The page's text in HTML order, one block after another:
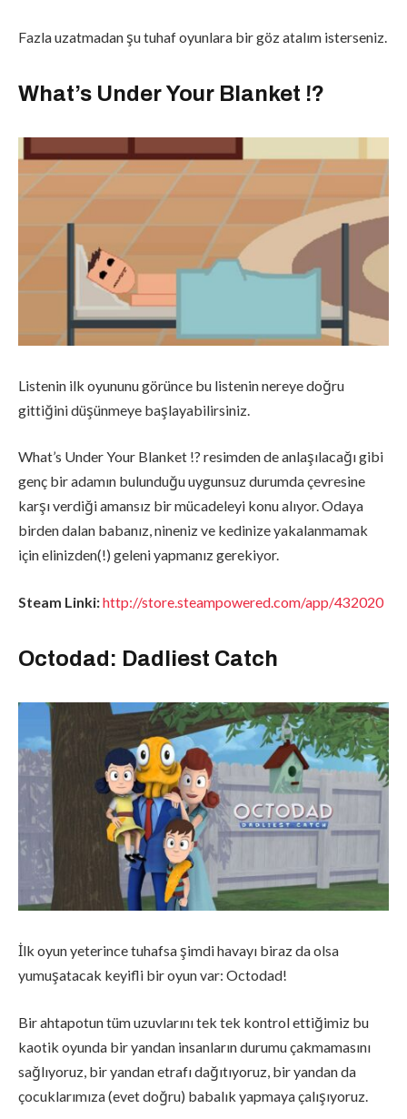
Fazla uzatmadan şu tuhaf oyunlara bir göz atalım isterseniz.
What’s Under Your Blanket !?
Listenin ilk oyununu görünce bu listenin nereye doğru
gittiğini düşünmeye başlayabilirsiniz.
What’s Under Your Blanket !? resimden de anlaşılacağı gibi
genç bir adamın bulunduğu uygunsuz durumda çevresine
karşı verdiği amansız bir mücadeleyi konu alıyor. Odaya
birden dalan babanız, nineniz ve kedinize yakalanmamak
için elinizden(!) geleni yapmanız gerekiyor.
Steam Linki:http://store.steampowered.com/app/432020
Octodad: Dadliest Catch
İlk oyun yeterince tuhafsa şimdi havayı biraz da olsa
yumuşatacak keyifli bir oyun var: Octodad!
Bir ahtapotun tüm uzuvlarını tek tek kontrol ettiğimiz bu
kaotik oyunda bir yandan insanların durumu çakmamasını
sağlıyoruz, bir yandan etrafı dağıtıyoruz, bir yandan da
çocuklarımıza (evet doğru) babalık yapmaya çalışıyoruz.